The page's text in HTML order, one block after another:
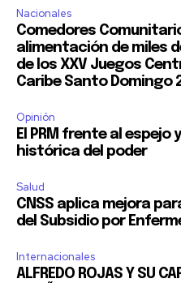
Nacionales
Comedores
alimentación de miles
de los XXV Juegos
Caribe Santo Domingo
Opinión
El PRM frente al espejo
histórica del poder
Salud
CNSS aplica mejora
del Subsidio por
Internacionales
ALFREDO ROJAS Y SU